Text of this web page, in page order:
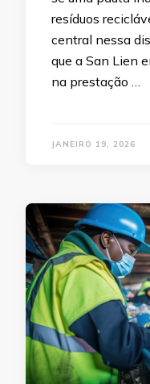
resíduos
central nessa
que a San Lien
na prestação …
JANEIRO 19, 2026